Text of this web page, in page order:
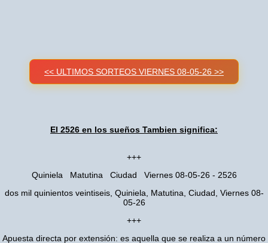
<< ULTIMOS SORTEOS VIERNES 08-05-26 >>
El 2526 en los sueños Tambien significa:
+++
Quiniela Matutina Ciudad Viernes 08-05-26 - 2526
dos mil quinientos veintiseis, Quiniela, Matutina, Ciudad, Viernes 08-
05-26
+++
Apuesta directa por extensión: es aquella que se realiza a un número